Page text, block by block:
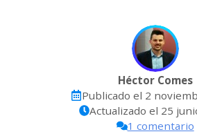
Héctor Comes
Publicado el 2
Actualizado el 25
1 comentario